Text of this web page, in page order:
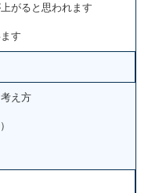
がると思われます
す
え方